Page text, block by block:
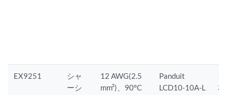
EX9251
シャ
ーシ
12 AWG(2.5
mm²)、90°C
Panduit
LCD10-10A-L